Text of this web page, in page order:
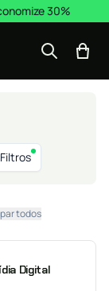
30%
Filtros
todos
Digital